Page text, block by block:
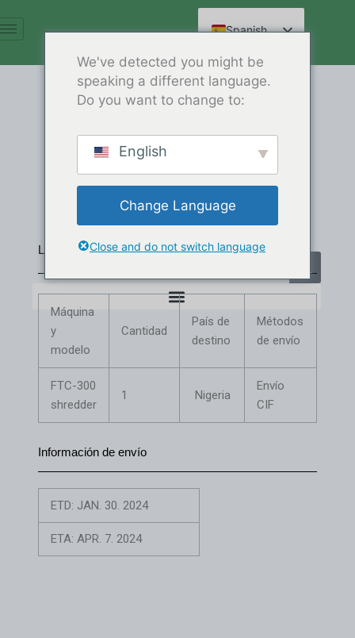
al
Spanish
English
Arabic
French
German
Russian
Hindi
Chinese
FTC-300 Plastic Crusher
Machine Shipped to Nigeria
e
o
o
w
t
e
r
o
t
b
e
h
t
a
p
e
x
n
b
en
Lista de pedidos
Máquina
y
modelo
Cantidad
País de
destino
Métodos
de envío
FTC-300
shredder
1 Nigeria
Envío
CIF
Información de envío
ETD: JAN. 30. 2024
ETA: APR. 7. 2024
We've detected you might be
speaking a different language.
Do you want to change to:
English
Change Language
Close and do not switch language